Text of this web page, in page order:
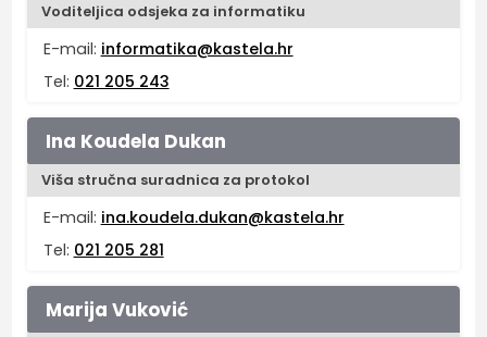
Voditeljica odsjeka za informatiku
E-mail: informatika@kastela.hr
Tel: 021 205 243
Ina Koudela Dukan
Viša stručna suradnica za protokol
E-mail: ina.koudela.dukan@kastela.hr
Tel: 021 205 281
Marija Vuković